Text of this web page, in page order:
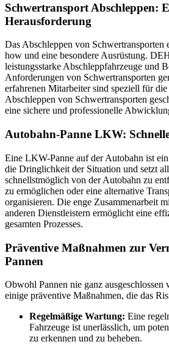
Schwertransport Abschleppen:
Herausforderung
Das Abschleppen von
how und eine besondere Ausrüstung.
leistungsstarke Abschleppfahrzeuge und
Anforderungen von Schwertransporten
erfahrenen Mitarbeiter sind speziell für
Abschleppen von Schwertransporten
eine sichere und professionelle
Autobahn-Panne LKW:
Eine LKW-Panne auf der Autobahn ist
die Dringlichkeit der Situation und setzt
schnellstmöglich von der Autobahn zu
zu ermöglichen oder eine alternative
organisieren. Die enge Zusammenarbeit
anderen Dienstleistern ermöglicht eine
gesamten Prozesses.
Präventive Maßnahmen zur
Pannen
Obwohl Pannen nie ganz ausgeschlossen
einige präventive Maßnahmen, die das
Regelmäßige Wartung: Eine
Fahrzeuge ist unerlässlich, um
zu erkennen und zu beheben.